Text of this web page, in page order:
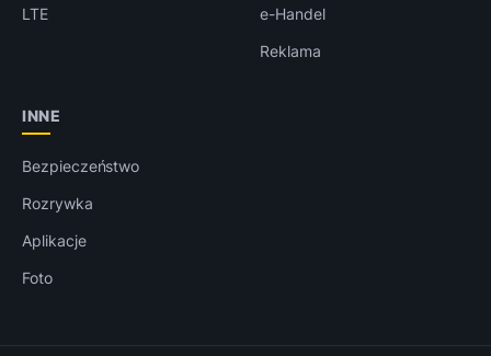
LTE
e-Handel
Reklama
INNE
Bezpieczeństwo
Rozrywka
Aplikacje
Foto